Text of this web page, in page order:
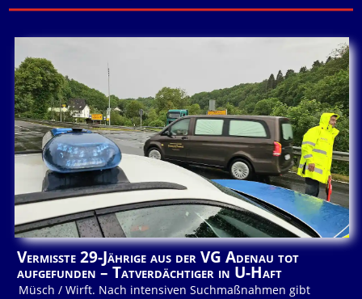
Vermisste 29-Jährige aus der VG Adenau tot
aufgefunden – Tatverdächtiger in U-Haft
Müsch / Wirft. Nach intensiven Suchmaßnahmen gibt